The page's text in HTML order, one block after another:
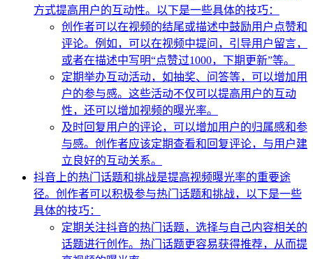
方式提高用户的互动性。以下是一些具体的技巧：
创作者可以在视频的结尾或描述中鼓励用户点赞和
评论。例如，可以在视频中提问，引导用户留言，
或者在描述中写明“点赞过1000，下期更新”等。
定期举办互动活动，如抽奖、问答等，可以增加用
户的参与感。这些活动不仅可以提高用户的互动
性，还可以增加视频的曝光率。
及时回复用户的评论，可以增加用户的归属感和参
与感。创作者应该定期查看和回复评论，与用户建
立良好的互动关系。
抖音上的热门话题和挑战是提高视频曝光率的重要途
径。创作者可以积极参与热门话题和挑战，以下是一些
具体的技巧：
定期关注抖音的热门话题，选择与自己内容相关的
话题进行创作。热门话题更容易获得推荐，从而提